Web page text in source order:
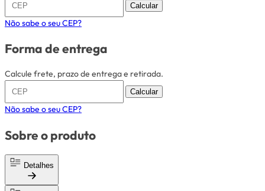
Calcular
Não sabe o seu CEP?
Forma de entrega
Calcule frete, prazo de entrega e retirada.
Calcular
Não sabe o seu CEP?
Sobre o produto
Detalhes